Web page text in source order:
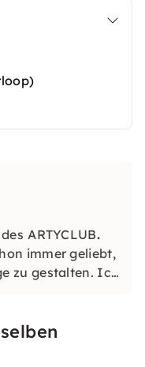
ARTYCLUB.
immer geliebt,
zu gestalten. Ich